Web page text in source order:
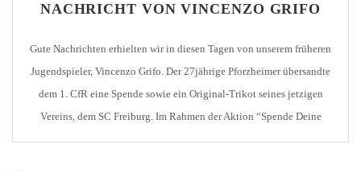
NACHRICHT VON VINCENZO GRIFO
Gute Nachrichten erhielten wir in diesen Tagen von unserem früheren
Jugendspieler, Vincenzo Grifo. Der 27jährige Pforzheimer übersandte
dem 1. CfR eine Spende sowie ein Original-Trikot seines jetzigen
Vereins, dem SC Freiburg. Im Rahmen der Aktion “Spende Deine
Trikot-Nr.” stellt Vince dem 1. CfR seine Rückennr. in Euro zur